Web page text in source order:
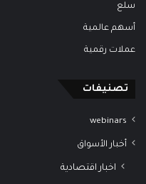
سلع
أسهم عالمية
عملات رقمية
تصنيفات
webinars
أخبار الأسواق
اخبار اقتصادية